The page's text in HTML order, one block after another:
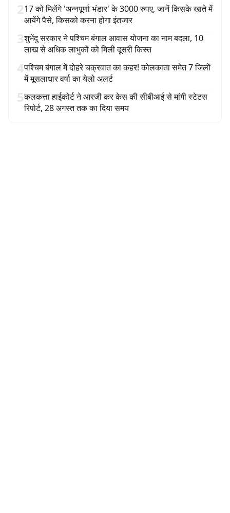
217 को मिलेंगे 'अन्नपूर्णा भंडार' के 3000 रुपए, जानें किसके खाते में
आयेंगे पैसे, किसको करना होगा इंतजार
3शुभेंदु सरकार ने पश्चिम बंगाल आवास योजना का नाम बदला, 10
लाख से अधिक लाभुकों को मिली दूसरी किस्त
4पश्चिम बंगाल में दोहरे चक्रवात का कहर! कोलकाता समेत 7 जिलों
में मूसलाधार वर्षा का येलो अलर्ट
5कलकत्ता हाईकोर्ट ने आरजी कर केस की सीबीआई से मांगी स्टेटस
रिपोर्ट, 28 अगस्त तक का दिया समय